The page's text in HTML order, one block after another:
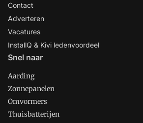
Contact
Adverteren
Vacatures
InstallQ & Kivi ledenvoordeel
Snel naar
Aarding
Zonnepanelen
Omvormers
Thuisbatterijen